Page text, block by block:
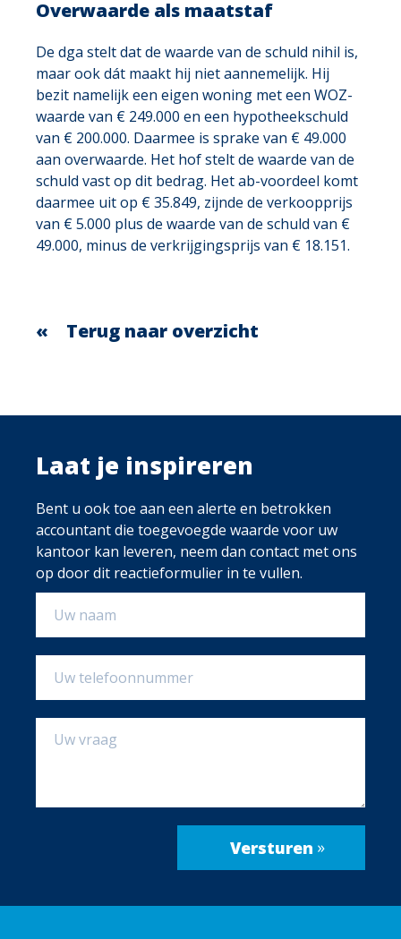
Overwaarde als maatstaf
De dga stelt dat de waarde van de schuld nihil is,
maar ook dát maakt hij niet aannemelijk. Hij
bezit namelijk een eigen woning met een WOZ-
waarde van € 249.000 en een hypotheekschuld
van € 200.000. Daarmee is sprake van € 49.000
aan overwaarde. Het hof stelt de waarde van de
schuld vast op dit bedrag. Het ab-voordeel komt
daarmee uit op € 35.849, zijnde de verkoopprijs
van € 5.000 plus de waarde van de schuld van €
49.000, minus de verkrijgingsprijs van € 18.151.
Terug naar overzicht
Laat je inspireren
Bent u ook toe aan een alerte en betrokken
accountant die toegevoegde waarde voor uw
kantoor kan leveren, neem dan contact met ons
op door dit reactieformulier in te vullen.